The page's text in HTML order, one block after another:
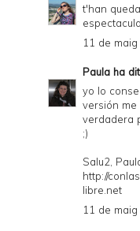
t'han
11 de
Paula ha
yo lo
versión me
verdadera
;)
Salu2,
http://
libre.net
11 de